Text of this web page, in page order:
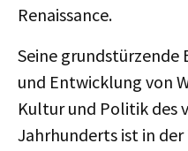
Renaissance.
Seine
und Entwicklung von
Kultur und Politik des
Jahrhunderts ist in